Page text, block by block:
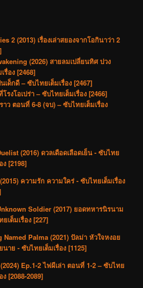
2 (2013) เรื่องเล่าสยองจากโอกินาว่า 2
(2026) สายลมเปลี่ยนทิศ ปวง
รื่อง [2468]
เด็กดี – ซับไทยเต็มเรื่อง [2467]
รงโอเปร่า – ซับไทยเต็มเรื่อง [2466]
ว ตอนที่ 6-8 (จบ) – ซับไทยเต็มเรื่อง
(2016) ดวลเดือดเลือดเย็น - ซับไทย
ง [2198]
ความรัก ความใคร่ - ซับไทยเต็มเรื่อง
Soldier (2017) ยอดทหารนิรนาม
เต็มเรื่อง [227]
Named Palma (2021) ปัลม่า หัวใจหงอย
าย - ซับไทยเต็มเรื่อง [1125]
Ep.1-2 ไพ่ผีเล่า ตอนที่ 1-2 – ซับไทย
ง [2088-2089]